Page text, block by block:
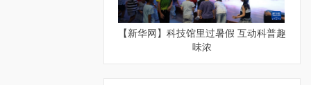
【新华网】科技馆里过暑假 互动科普趣
味浓